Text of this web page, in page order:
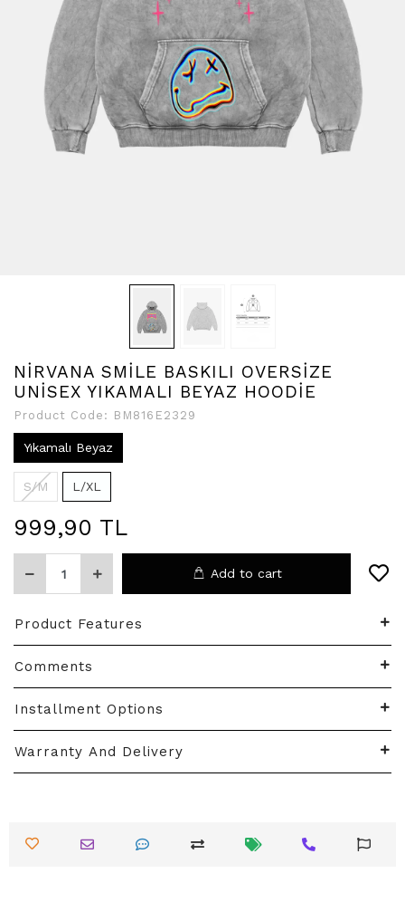
NİRVANA SMİLE BASKILI OVERSİZE
UNİSEX YIKAMALI BEYAZ HOODİE
Product Code: BM816E2329
Yıkamalı Beyaz
S/M L/XL
999,90 TL
Add to cart
Product Features
Comments
Installment Options
Warranty And Delivery